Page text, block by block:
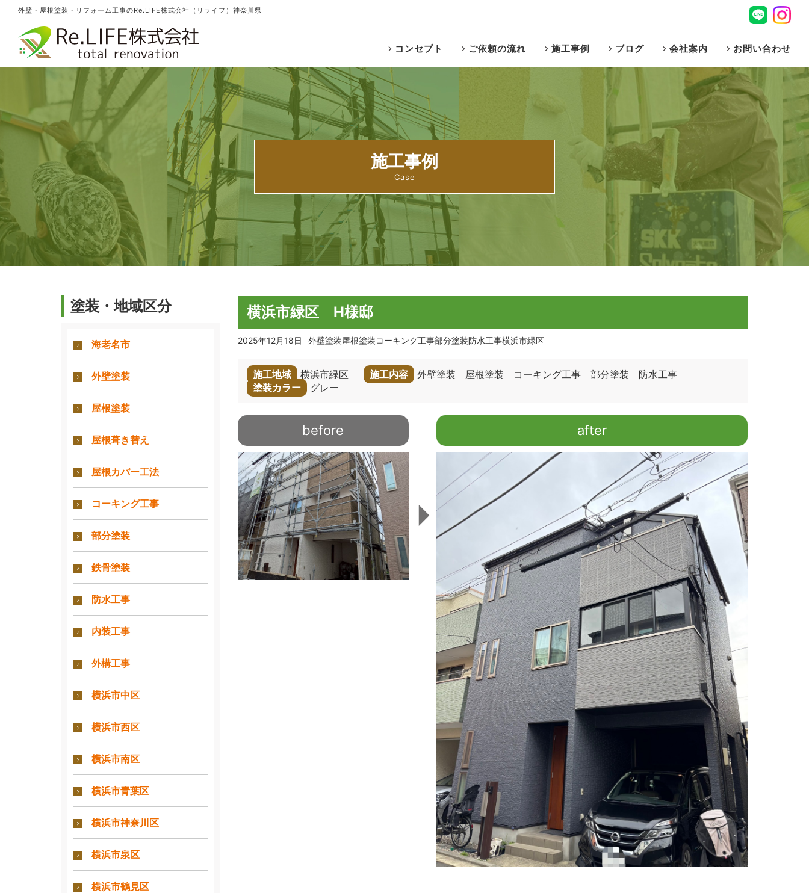
外壁・屋根塗装・リフォーム工事のRe.LIFE株式会社（リライフ）神奈川県
コンセプト ご依頼の流れ 施工事例 ブログ 会社案内 お問い合わせ
施工事例
塗装・地域区分
海老名市
外壁塗装
屋根塗装
屋根葺き替え
屋根カバー工法
コーキング工事
部分塗装
鉄骨塗装
防水工事
内装工事
外構工事
横浜市中区
横浜市西区
横浜市南区
横浜市青葉区
横浜市神奈川区
横浜市泉区
横浜市鶴見区
横浜市緑区 H様邸
2025年12月18日 外壁塗装屋根塗装コーキング工事部分塗装防水工事横浜市緑区
施工地域 横浜市緑区 施工内容
外壁塗装 屋根塗装 コーキング工事 部分塗装 防水工事
塗装カラー
グレー
before after